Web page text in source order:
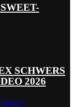
SCHWERS
2026